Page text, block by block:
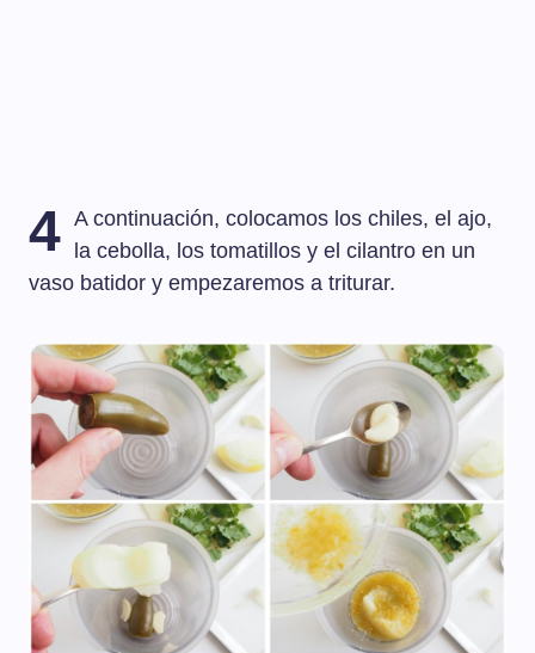
4 A continuación, colocamos los chiles, el ajo,
la cebolla, los tomatillos y el cilantro en un
vaso batidor y empezaremos a triturar.